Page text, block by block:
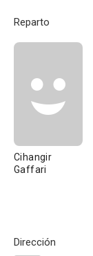
Reparto
Cihangir
Gaffari
Dirección